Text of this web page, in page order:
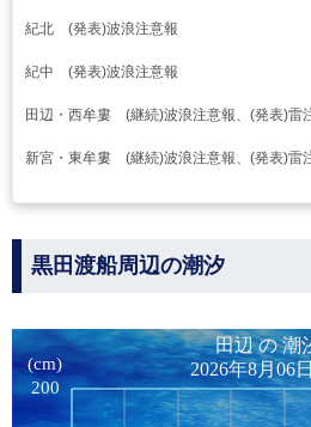
紀北 (発表)波浪注意報
紀中 (発表)波浪注意報
田辺・西牟婁 (継続)波浪注意報、(発表)雷
新宮・東牟婁 (継続)波浪注意報、(発表)雷
黒田渡船周辺の潮汐